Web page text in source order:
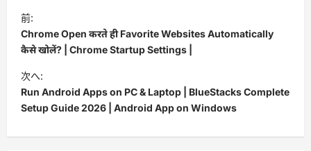
投
稿
ナ
ビ
ゲ
ー
シ
前:
Chrome Open करते ही Favorite Websites Automatically
कैसे खोलें? | Chrome Startup Settings |
次へ:
Run Android Apps on PC & Laptop | BlueStacks Complete
Setup Guide 2026 | Android App on Windows